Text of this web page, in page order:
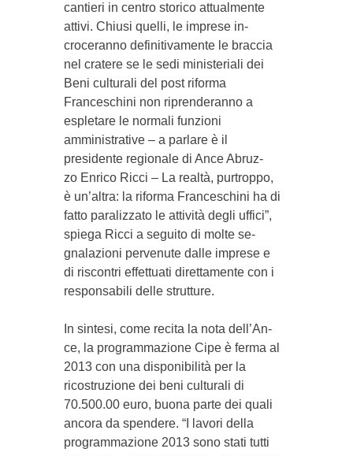
cantieri in centro storico attualmente
attivi. Chiusi quelli, le imprese in­
croceranno definitivamente le braccia
nel cratere se le sedi ministeriali dei
Beni culturali del post ri­forma
Franceschini non ri­pren­deran­no a
espletare le normali funzioni
amministrative – a parlare è il
presidente regionale di Ance Abruz­
zo Enrico Ricci – La realtà, purtroppo,
è un’al­tra: la ri­forma Franceschi­ni ha di
fatto paralizzato le attività degli uffici”,
spiega Ricci a seguito di molte se­
gnalazio­ni pervenute dalle imprese e
di riscontri effettuati direttamente con i
re­sponsabili del­le strutture.
In sintesi, co­me recita la nota dell’An­
ce, la programmazione Cipe è fer­ma al
2013 con una di­sponi­bilità per la
ricostruzione dei beni culturali di
70.500.00 euro, buona parte dei quali
an­cora da spen­dere. “I la­vori della
programmazione 2013 sono stati tutti